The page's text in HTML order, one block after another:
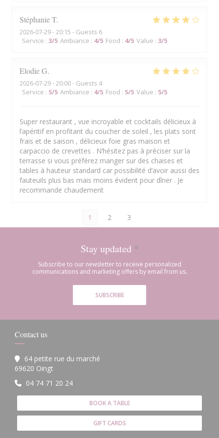
StéphanieT
2026-07-29- 20:15 - Guests 6
Service : 3/5 Ambiance : 4/5 Food : 4/5 Value : 3/5
ElodieG
2026-07-29- 20:00 - Guests 4
Service : 5/5 Ambiance : 4/5 Food : 5/5 Value : 5/5
Super restaurant , vue incroyable et cocktails délicieux à
l’apéritif en profitant du coucher de soleil , les plats sont
frais et de saison , délicieux foie gras maison et
carpaccio de crevettes . N’hésitez pas à préciser sur la
terrasse si vous préférez manger sur des chaises et
tables à hauteur standard car possibilité d’avoir aussi des
fauteuils plus bas mais moins évident pour dîner . Je
recommande chaudement
1 2 3
Stay updated *
Subscribe to our newsletter to receive personalized
communications and marketing offers by email from us.
SUBSCRIBE
Contact us
64 petite rue du marché
69620 Oingt
04 74 71 20 24
BOOK A TABLE
GIFT CARDS